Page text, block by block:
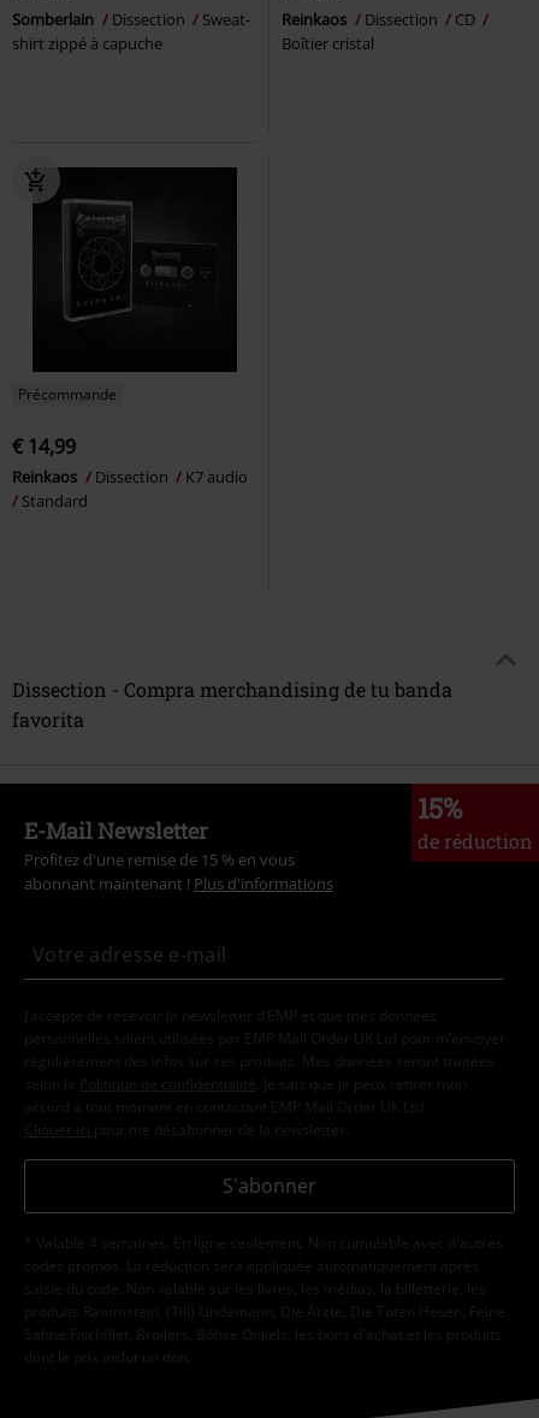
Somberlain Dissection
Sweat-
shirt zippé à capuche
Reinkaos Dissection
CD
Boîtier cristal
Précommande
€ 14,99
Reinkaos Dissection
K7 audio
Standard
Dissection - Compra merchandising de tu banda
favorita
15%
de réduction
E-Mail Newsletter
Profitez d'une remise de 15 % en vous
abonnant maintenant ! Plus d'informations
J’accepte de recevoir la newsletter d’EMP et que mes données
personnelles soient utilisées par EMP Mail Order UK Ltd pour m’envoyer
régulièrement des infos sur ses produits. Mes données seront traitées
selon la
Politique de confidentialité . Je sais que je peux retirer mon
accord à tout moment en contactant EMP Mail Order UK Ltd.
Cliquer ici pour me désabonner de la newsletter.
S'abonner
* Valable 4 semaines. En ligne seulement. Non cumulable avec d'autres
codes promos. La réduction sera appliquée automatiquement après
saisie du code. Non valable sur les livres, les médias, la billetterie, les
produits Rammstein, (Till) Lindemann, Die Ärzte, Die Toten Hosen, Feine
Sahne Fischfilet, Broilers, Böhse Onkelz, les bons d'achat et les produits
dont le prix inclut un don.